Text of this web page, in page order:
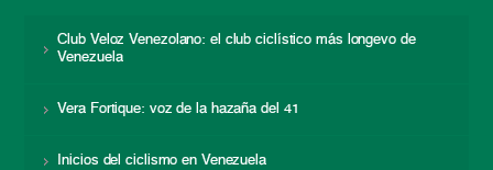
Club Veloz Venezolano: el club ciclístico más longevo de
Venezuela
Vera Fortique: voz de la hazaña del 41
Inicios del ciclismo en Venezuela